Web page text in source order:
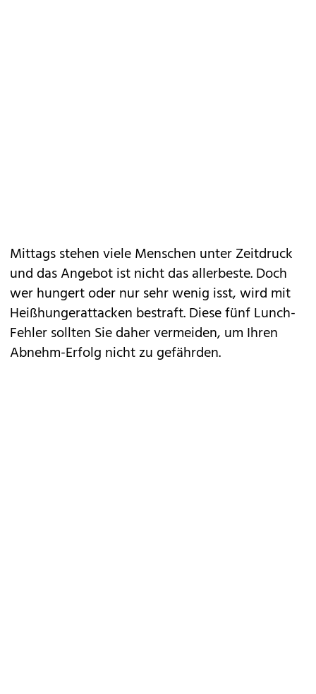
Mittags stehen viele Menschen unter Zeitdruck
und das Angebot ist nicht das allerbeste. Doch
wer hungert oder nur sehr wenig isst, wird mit
Heißhungerattacken bestraft. Diese fünf Lunch-
Fehler sollten Sie daher vermeiden, um Ihren
Abnehm-Erfolg nicht zu gefährden.